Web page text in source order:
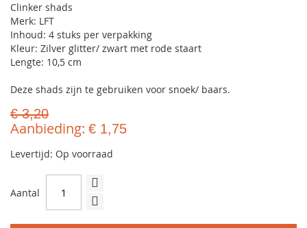
Clinker shads
Merk: LFT
Inhoud: 4 stuks per verpakking
Kleur: Zilver glitter/ zwart met rode staart
Lengte: 10,5 cm
Deze shads zijn te gebruiken voor snoek/ baars.
€ 3,20
Aanbieding € 1,75
Levertijd: Op voorraad
Aantal